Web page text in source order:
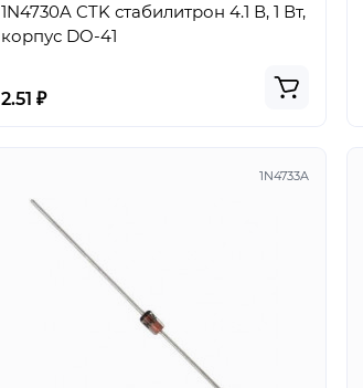
1N4730A CTK стабилитрон 4.1 В, 1 Вт,
корпус DO-41
2.51 ₽
1N4733A